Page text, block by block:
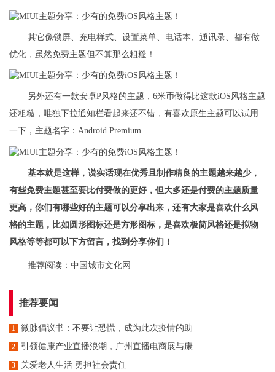
其它像锁屏、充电样式、设置菜单、电话本、通讯录、都有做
优化，虽然免费主题但不算那么粗糙！
另外还有一款安卓P风格的主题，6米币做得比这款iOS风格主题
还粗糙，唯独下拉通知栏看起来还不错，有喜欢原生主题可以试用
一下，主题名字：Android Premium
基本就是这样，说实话现在优秀且制作精良的主题越来越少，
有些免费主题甚至要比付费做的更好，但大多还是付费的主题质量
更高，你们有哪些好的主题可以分享出来，还有大家是喜欢什么风
格的主题，比如圆形图标还是方形图标，是喜欢极简风格还是拟物
风格等等都可以下方留言，找到分享你们！
推荐阅读： 中国城市文化网
推荐要闻
1 微脉倡议书：不要让恐慌，成为此次疫情的助
2 引领健康产业直播浪潮，广州直播电商展与康
3 关爱老人生活 勇担社会责任